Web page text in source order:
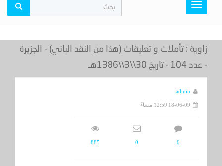
Toggle
navigation
زاوية : تأملات و تعليقات (هذا من النقد الباني) - الجزيرة
- عدد 104 - تاريخ 30\\3\\1386هـ
admin
18-06-09 12:59 مساءً
0
0
885